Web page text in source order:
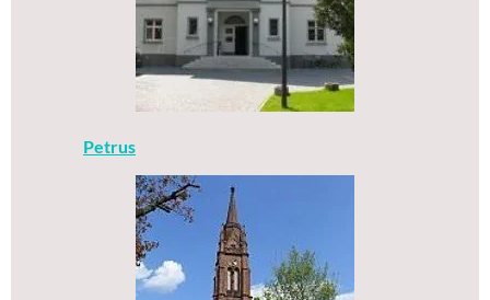
Petrus